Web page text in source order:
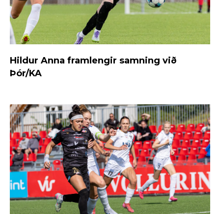
Hildur Anna framlengir samning við
Þór/KA